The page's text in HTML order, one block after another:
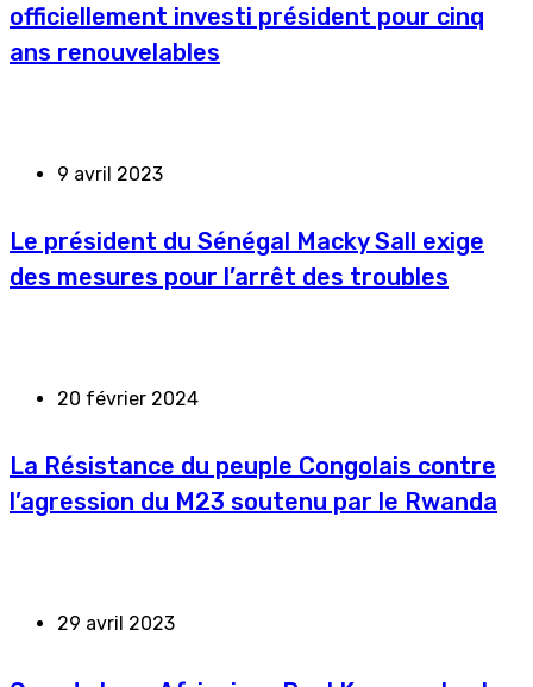
officiellement investi président pour cinq
ans renouvelables
9 avril 2023
Le président du Sénégal Macky Sall exige
des mesures pour l’arrêt des troubles
20 février 2024
La Résistance du peuple Congolais contre
l’agression du M23 soutenu par le Rwanda
29 avril 2023